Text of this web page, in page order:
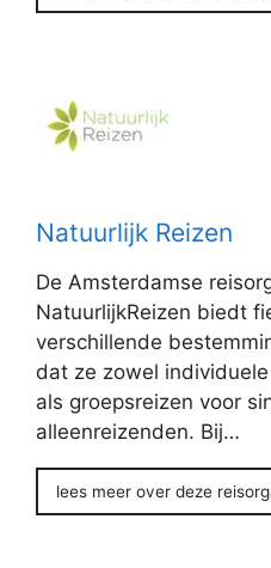
Natuurlijk Reizen
De Amsterdamse
NatuurlijkReizen biedt
verschillende
dat ze zowel
als groepsreizen voor
alleenreizenden. Bij…
lees meer over deze